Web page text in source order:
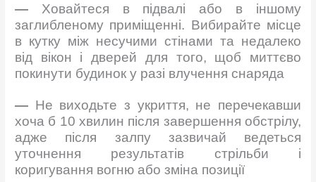
— Ховайтеся в підвалі або в іншому
заглибленому приміщенні. Вибирайте місце
в кутку між несучими стінами та недалеко
від вікон і дверей для того, щоб миттєво
покинути будинок у разі влучення снаряда
— Не виходьте з укриття, не перечекавши
хоча б 10 хвилин після завершення обстрілу,
адже після залпу зазвичай ведеться
уточнення результатів стрільби і
коригування вогню або зміна позиції